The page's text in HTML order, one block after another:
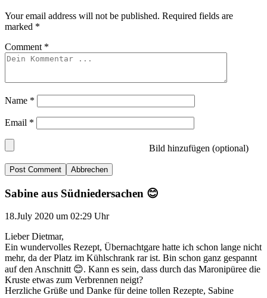
Your email address will not be published. Required fields are
marked *
Comment *
Name *
Email *
Bild hinzufügen (optional)
Abbrechen
Sabine aus Südniedersachen 😊
18.July 2020 um 02:29 Uhr
Lieber Dietmar,
Ein wundervolles Rezept, Übernachtgare hatte ich schon lange nicht
mehr, da der Platz im Kühlschrank rar ist. Bin schon ganz gespannt
auf den Anschnitt 😊. Kann es sein, dass durch das Maronipüree die
Kruste etwas zum Verbrennen neigt?
Herzliche Grüße und Danke für deine tollen Rezepte, Sabine